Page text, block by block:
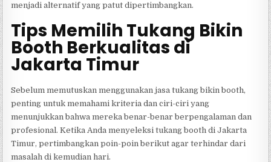
menjadi alternatif yang patut dipertimbangkan.
Tips Memilih Tukang Bikin
Booth Berkualitas di
Jakarta Timur
Sebelum memutuskan menggunakan jasa tukang bikin booth,
penting untuk memahami kriteria dan ciri-ciri yang
menunjukkan bahwa mereka benar-benar berpengalaman dan
profesional. Ketika Anda menyeleksi tukang booth di Jakarta
Timur, pertimbangkan poin-poin berikut agar terhindar dari
masalah di kemudian hari.